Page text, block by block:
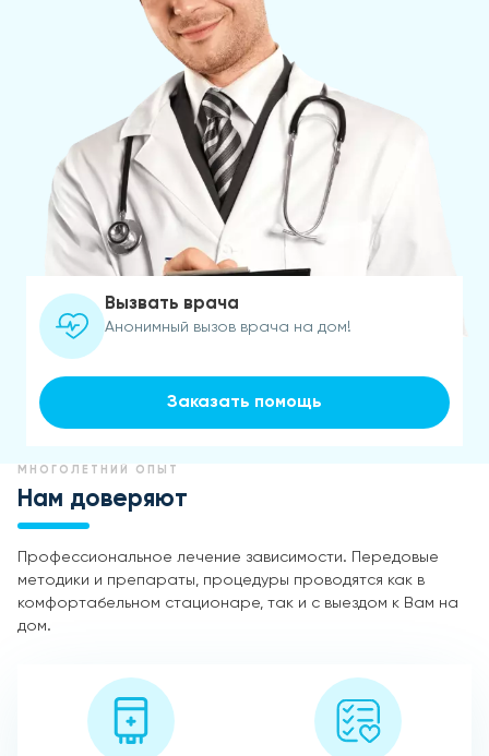
Вызвать врача
Анонимный вызов врача на дом!
Заказать помощь
МНОГОЛЕТНИЙ ОПЫТ
Нам доверяют
Профессиональное лечение зависимости. Передовые
методики и препараты, процедуры проводятся как в
комфортабельном стационаре, так и с выездом к Вам на
дом.